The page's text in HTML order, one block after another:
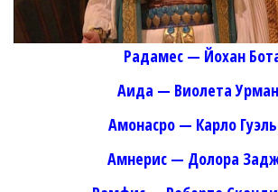
Радамес — Йохан
Аида — Виолета
Амонасро — Карло
Амнерис — Долора